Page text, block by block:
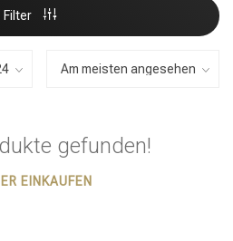
Filter
gefunden!
EINKAUFEN